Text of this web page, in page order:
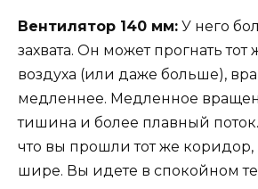
Вентилятор 140 мм: У него
захвата. Он может прогнать тот
воздуха (или даже больше),
медленнее. Медленное
тишина и более плавный
что вы прошли тот же коридор,
шире. Вы идете в спокойном